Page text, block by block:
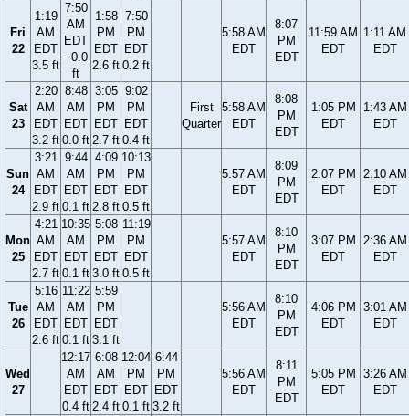
Fri
22
1:19
AM
EDT
3.5 ft
7:50
AM
EDT
−0.0
ft
1:58
PM
EDT
2.6 ft
7:50
PM
EDT
0.2 ft
5:58 AM
EDT
8:07
PM
EDT
11:59 AM
EDT
1:11 AM
EDT
Sat
23
2:20
AM
EDT
3.2 ft
8:48
AM
EDT
0.0 ft
3:05
PM
EDT
2.7 ft
9:02
PM
EDT
0.4 ft
First
Quarter
5:58 AM
EDT
8:08
PM
EDT
1:05 PM
EDT
1:43 AM
EDT
Sun
24
3:21
AM
EDT
2.9 ft
9:44
AM
EDT
0.1 ft
4:09
PM
EDT
2.8 ft
10:13
PM
EDT
0.5 ft
5:57 AM
EDT
8:09
PM
EDT
2:07 PM
EDT
2:10 AM
EDT
Mon
25
4:21
AM
EDT
2.7 ft
10:35
AM
EDT
0.1 ft
5:08
PM
EDT
3.0 ft
11:19
PM
EDT
0.5 ft
5:57 AM
EDT
8:10
PM
EDT
3:07 PM
EDT
2:36 AM
EDT
Tue
26
5:16
AM
EDT
2.6 ft
11:22
AM
EDT
0.1 ft
5:59
PM
EDT
3.1 ft
5:56 AM
EDT
8:10
PM
EDT
4:06 PM
EDT
3:01 AM
EDT
Wed
27
12:17
AM
EDT
0.4 ft
6:08
AM
EDT
2.4 ft
12:04
PM
EDT
0.1 ft
6:44
PM
EDT
3.2 ft
5:56 AM
EDT
8:11
PM
EDT
5:05 PM
EDT
3:26 AM
EDT